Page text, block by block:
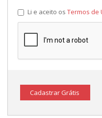
Li e aceito os Termos de
Cadastrar Grátis